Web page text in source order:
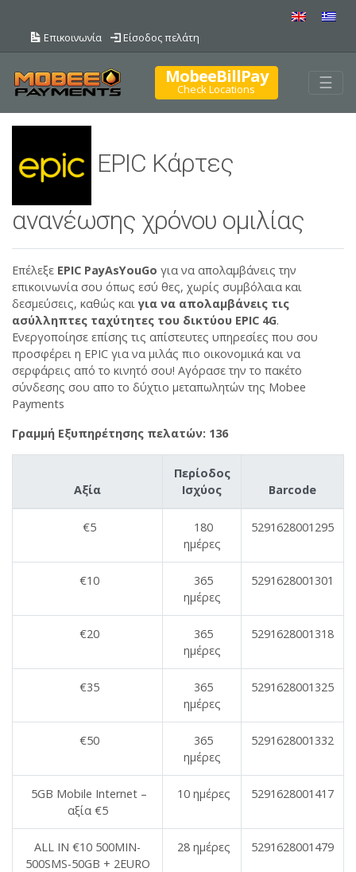
Επικοινωνία Είσοδος πελάτη
MobeeBillPay
Check Locations ☰
EPIC Κάρτες
ανανέωσης χρόνου ομιλίας
Επέλεξε EPIC PayAsYouGo για να απολαμβάνεις την
επικοινωνία σου όπως εσύ θες, χωρίς συμβόλαια και
δεσμεύσεις, καθώς και για να απολαμβάνεις τις
ασύλληπτες ταχύτητες του δικτύου EPIC 4G.
Ενεργοποίησε επίσης τις απίστευτες υπηρεσίες που σου
προσφέρει η EPIC για να μιλάς πιο οικονομικά και να
σερφάρεις από το κινητό σου! Αγόρασε την το πακέτο
σύνδεσης σου απο το δύχτιο μεταπωλητών της Mobee
Payments
Γραμμή Εξυπηρέτησης πελατών: 136
Αξία
Περίοδος
Ισχύος
Barcode
€5
180
ημέρες
5291628001295
€10
365
ημέρες
5291628001301
€20
365
ημέρες
5291628001318
€35
365
ημέρες
5291628001325
€50
365
ημέρες
5291628001332
5GB Mobile Internet –
αξία €5
10 ημέρες 5291628001417
ALL IN €10 500MIN-
500SMS-50GB + 2EURO
28 ημέρες 5291628001479